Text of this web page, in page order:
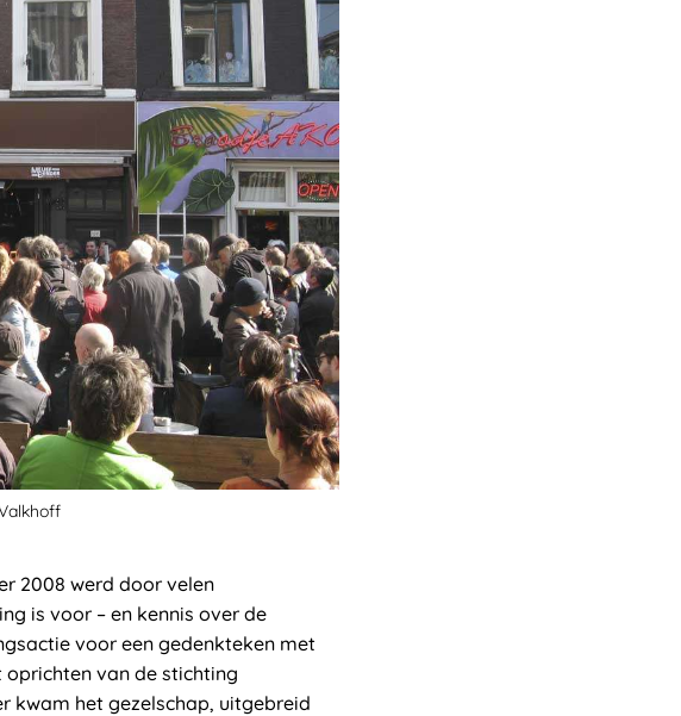
2008 werd door velen
is voor – en kennis over de
voor een gedenkteken met
van de stichting
kwam het gezelschap, uitgebreid